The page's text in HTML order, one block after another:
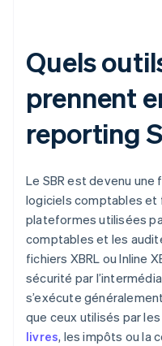
Quels
prennent
reporting
Le SBR est devenu
logiciels comptables et
plateformes utilisées
comptables et les
fichiers XBRL ou Inline
sécurité par
s’exécute
que ceux utilisés par
livres, les impôts ou la